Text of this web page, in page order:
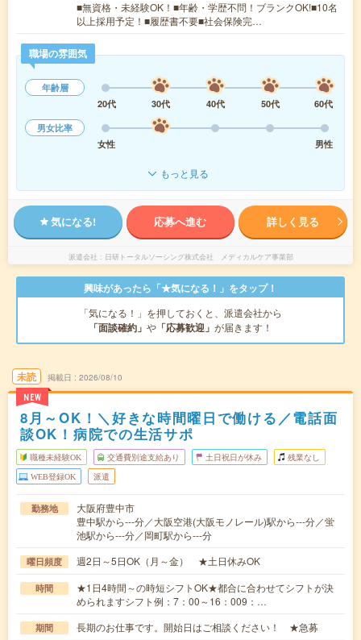
■無資格・未経験OK！■年齢・学歴不問！ブランクOK!■10名
以上採用予定！■履歴書不要■社会保険完…
職場の雰囲気
年齢層
20代
30代 40代 50代
60代
男女比率
女性
男性
もっと見る
気になる! 応募へ進む 詳しく見る
派遣会社 日研トータルソーシング株式会社 メディカルケア事業部
興味があったら「★気になる！」をタップ！
「気になる！」を押しておくと、派遣会社から
「面談確約」 や 「応募歓迎」 が届きます！
未読
NEW
掲載日 2026/08/10
8月～OK！＼好きな時間曜日で働ける／電話面
談OK！病院での生活サポ
職種未経験OK 交通費別途支給あり 土日祝日が休み 残業なし
WEB登録OK 派遣
勤務地
大阪府豊中市
豊中駅から---分／大阪空港(大阪モノレール)駅から---分／蛍
池駅から---分／岡町駅から---分
曜日頻度 週2日～5日OK（月～金） ★土日休みOK
時間
★1日4時間～の時短シフトOK★都合に合わせてシフトが決
められますシフト例：7：00～16：009：…
期間 長期のお仕事です。開始日はご相談ください！ ★急募